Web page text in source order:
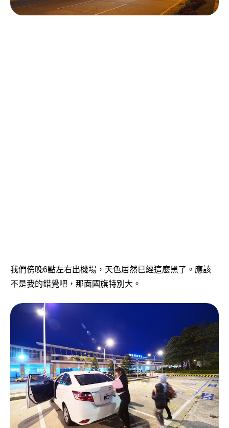
我們傍晚6點左右出機場，天色居然已經這麼黑了。應該
不是我的錯覺吧，那面國旗特別大。